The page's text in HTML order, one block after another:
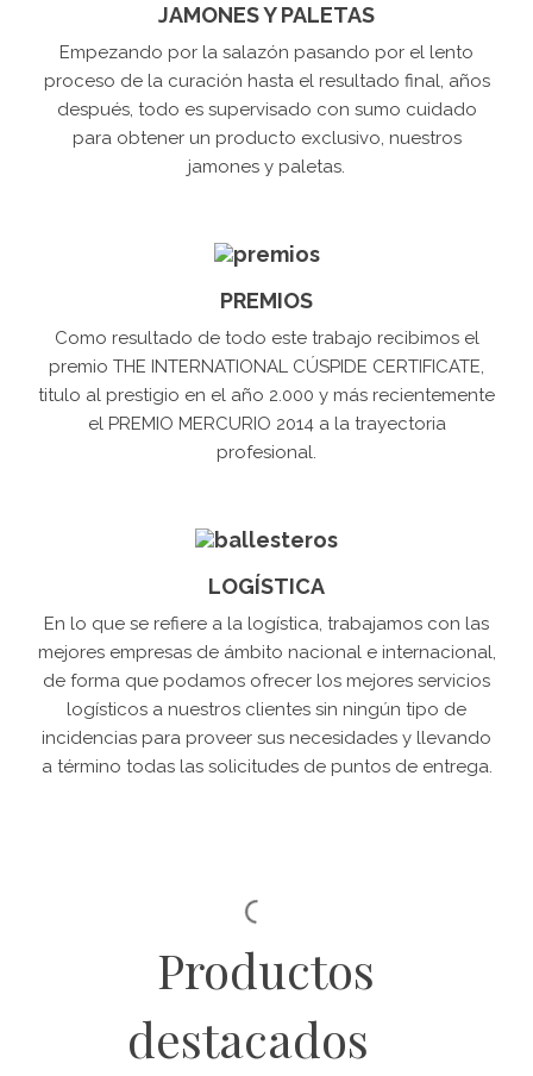
JAMONES Y PALETAS
Empezando por la salazón pasando por el lento
proceso de la curación hasta el resultado final, años
después, todo es supervisado con sumo cuidado
para obtener un producto exclusivo, nuestros
jamones y paletas.
PREMIOS
Como resultado de todo este trabajo recibimos el
premio THE INTERNATIONAL CÚSPIDE CERTIFICATE,
titulo al prestigio en el año 2.000 y más recientemente
el PREMIO MERCURIO 2014 a la trayectoria
profesional.
LOGÍSTICA
En lo que se refiere a la logística, trabajamos con las
mejores empresas de ámbito nacional e internacional,
de forma que podamos ofrecer los mejores servicios
logísticos a nuestros clientes sin ningún tipo de
incidencias para proveer sus necesidades y llevando
a término todas las solicitudes de puntos de entrega.
Productos
destacados